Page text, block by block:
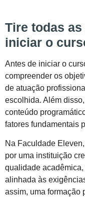
Tire todas
iniciar o
Antes de iniciar o
compreender os
de atuação
escolhida. Além
conteúdo
fatores fundamentais
Na Faculdade
por uma instituição
qualidade
alinhada às
assim, uma formação